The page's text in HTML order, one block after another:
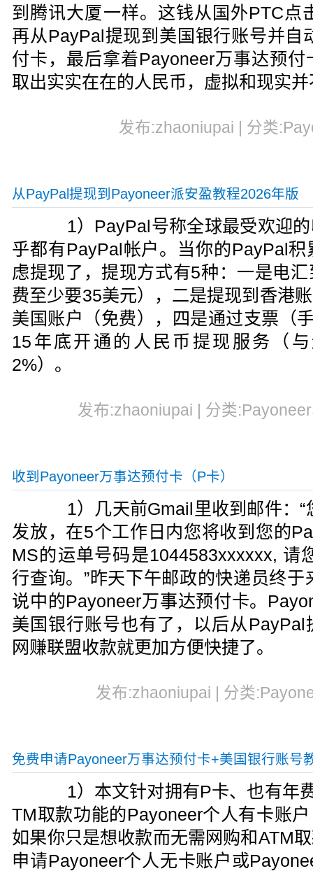
到腾讯大厦一样。这钱从国外PTC点
再从PayPal提现到美国银行账号并自
付卡，最后拿着Payoneer万事达预
取出实实在在的人民币，虚拟和现实
发布:zhaoniupai | 分类
从PayPal提现到Payoneer派安盈教程2026年版
1）PayPal号称全球最受欢迎的
乎都有PayPal帐户。当你的PayPal
虑提现了，提现方式有5种：一是电
费至少要35美元），二是提现到香港
美国账户（免费），四是通过支票（
15年底开通的人民币提现服务（
2%）。
发布:zhaoniupai | 分类
收到Payoneer万事达预付卡（P卡）
1）几天前Gmail里收到邮件：“
发放，在5个工作日内您将收到您的
MS的运单号码是1044583xxxxxx, 请
行查询。”昨天下午邮政的快递员终
说中的Payoneer万事达预付卡。
美国银行账号也有了，以后从
网赚联盟收款就更加方便快捷了。
发布:zhaoniupai | 分类
免费申请Payoneer万事达预付卡+美国银行账号
1）本文针对拥有P卡、也有年
TM取款功能的Payoneer个人有卡账
如果你只是想收款而无需网购和ATM
申请Payoneer个人无卡账户或